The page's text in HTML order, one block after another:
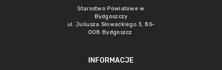
Starostwo Powiatowe w
Bydgoszczy
ul. Juliusza Słowackiego 3, 85-
008 Bydgoszcz
INFORMACJE